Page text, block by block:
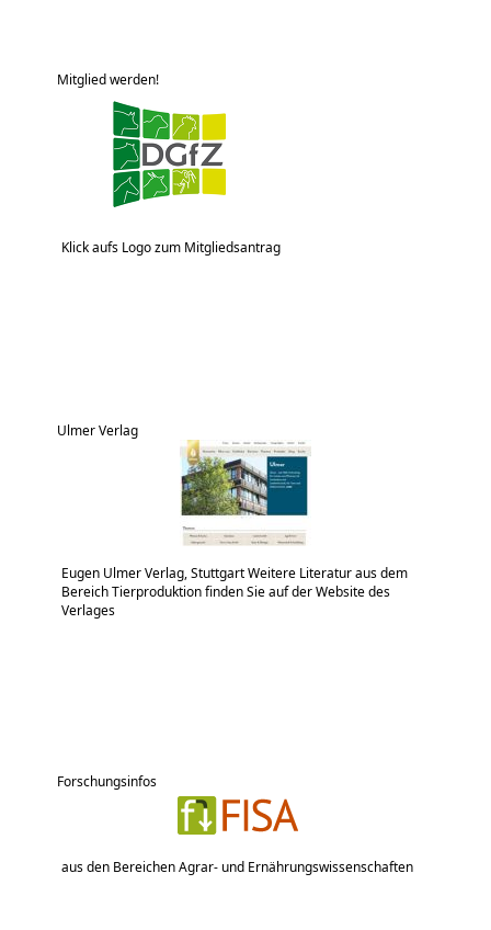
Mitglied werden!
Klick aufs Logo zum Mitgliedsantrag
Ulmer Verlag
Eugen Ulmer Verlag, Stuttgart Weitere Literatur aus dem
Bereich Tierproduktion finden Sie auf der Website des
Verlages
Forschungsinfos
aus den Bereichen Agrar- und Ernährungswissenschaften